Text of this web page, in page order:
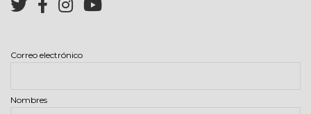
Correo electrónico
Nombres